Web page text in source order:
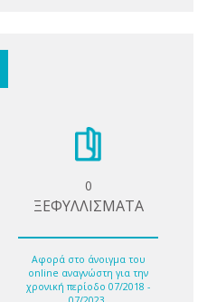
0
ΞΕΦΥΛΛΙΣΜΑΤΑ
Αφορά στο άνοιγμα του
online αναγνώστη για την
χρονική περίοδο 07/2018 -